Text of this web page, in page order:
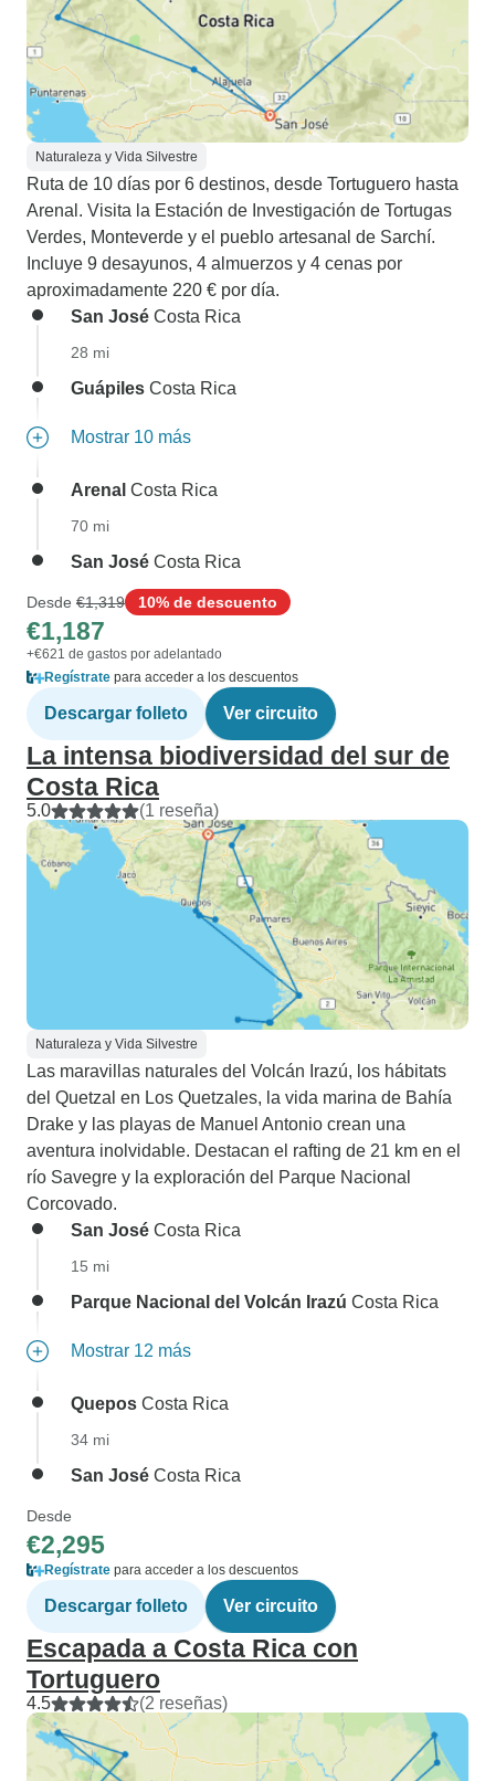
Naturaleza y Vida Silvestre
Ruta de 10 días por 6 destinos, desde Tortuguero hasta
Arenal. Visita la Estación de Investigación de Tortugas
Verdes, Monteverde y el pueblo artesanal de Sarchí.
Incluye 9 desayunos, 4 almuerzos y 4 cenas por
aproximadamente 220 € por día.
San José Costa Rica
28 mi
Guápiles Costa Rica
Mostrar 10 más
Arenal Costa Rica
70 mi
San José Costa Rica
Desde €1,319 10% de descuento
€1,187
+€621 de gastos por adelantado
Regístrate para acceder a los descuentos
Descargar folleto Ver circuito
La intensa biodiversidad del sur de
Costa Rica
5.0 (1 reseña)
Naturaleza y Vida Silvestre
Las maravillas naturales del Volcán Irazú, los hábitats
del Quetzal en Los Quetzales, la vida marina de Bahía
Drake y las playas de Manuel Antonio crean una
aventura inolvidable. Destacan el rafting de 21 km en el
río Savegre y la exploración del Parque Nacional
Corcovado.
San José Costa Rica
15 mi
Parque Nacional del Volcán Irazú Costa Rica
Mostrar 12 más
Quepos Costa Rica
34 mi
San José Costa Rica
Desde
€2,295
Regístrate para acceder a los descuentos
Descargar folleto Ver circuito
Escapada a Costa Rica con
Tortuguero
4.5 (2 reseñas)